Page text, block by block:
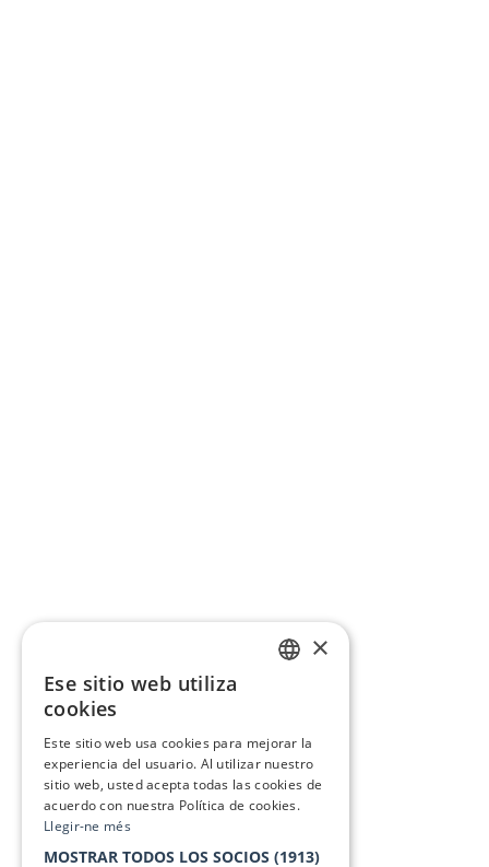
×
Ese sitio web utiliza
cookies
Este sitio web usa cookies para mejorar la
experiencia del usuario. Al utilizar nuestro
sitio web, usted acepta todas las cookies de
acuerdo con nuestra Política de cookies.
Llegir-ne més
MOSTRAR TODOS LOS SOCIOS (1913)